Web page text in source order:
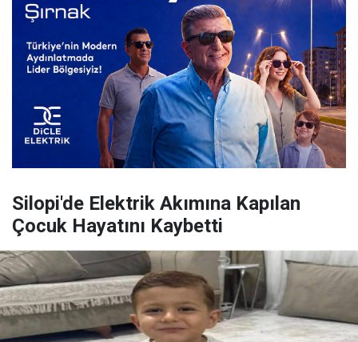
Silopi'de Elektrik Akımına Kapılan
Çocuk Hayatını Kaybetti